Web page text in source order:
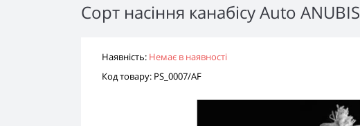
Сорт насіння канабісу Auto ANUBIS
Наявність: Немає в наявності
Код товару: PS_0007/AF